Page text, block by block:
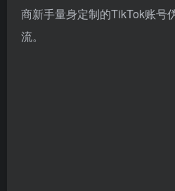
商新手量身定制的TikTok账号
流。